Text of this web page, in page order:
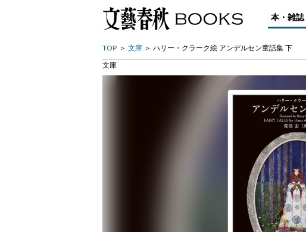
本・雑誌
TOP 文庫 ハリー・クラーク絵 アンデルセン童話集 下
文庫